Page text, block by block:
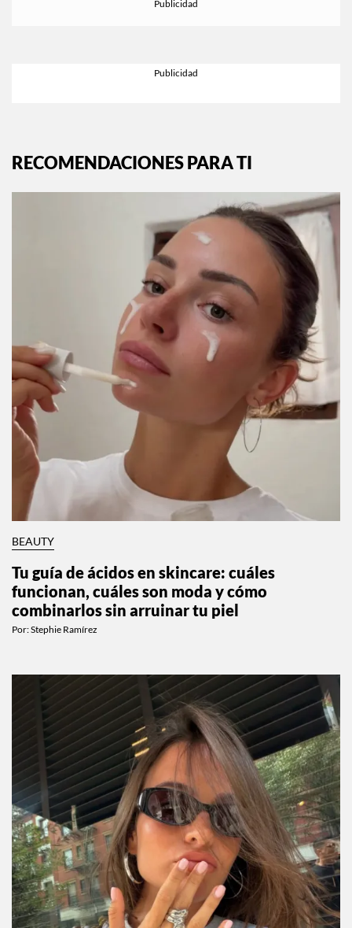
RECOMENDACIONES PARA TI
BEAUTY
Tu guía de ácidos en skincare: cuáles
funcionan, cuáles son moda y cómo
combinarlos sin arruinar tu piel
Por:Stephie Ramírez